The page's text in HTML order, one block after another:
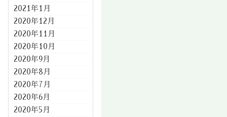
2021年1月
2020年12月
2020年11月
2020年10月
2020年9月
2020年8月
2020年7月
2020年6月
2020年5月